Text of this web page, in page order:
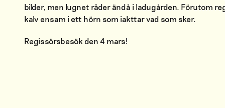
bilder, men lugnet råder ändå i ladugården. Förutom
kalv ensam i ett hörn som iakttar vad som sker.
Regissörsbesök den 4 mars!